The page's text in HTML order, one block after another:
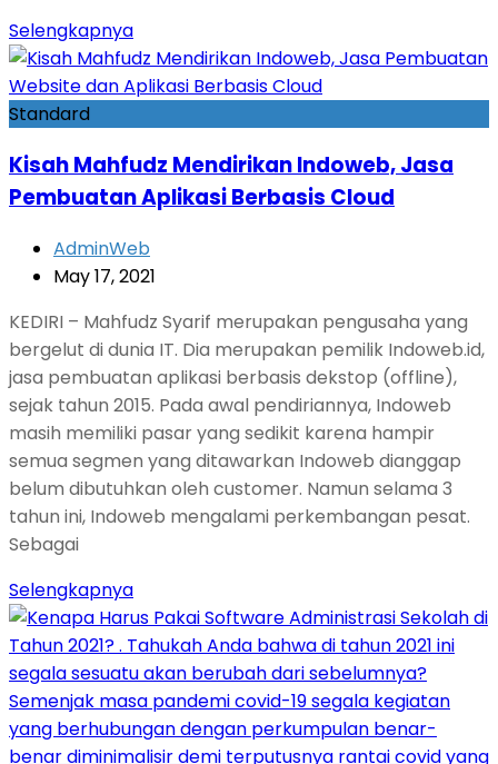
Selengkapnya
Standard
Kisah Mahfudz Mendirikan Indoweb, Jasa
Pembuatan Aplikasi Berbasis Cloud
AdminWeb
May 17, 2021
KEDIRI – Mahfudz Syarif merupakan pengusaha yang
bergelut di dunia IT. Dia merupakan pemilik Indoweb.id,
jasa pembuatan aplikasi berbasis dekstop (offline),
sejak tahun 2015. Pada awal pendiriannya, Indoweb
masih memiliki pasar yang sedikit karena hampir
semua segmen yang ditawarkan Indoweb dianggap
belum dibutuhkan oleh customer. Namun selama 3
tahun ini, Indoweb mengalami perkembangan pesat.
Sebagai
Selengkapnya